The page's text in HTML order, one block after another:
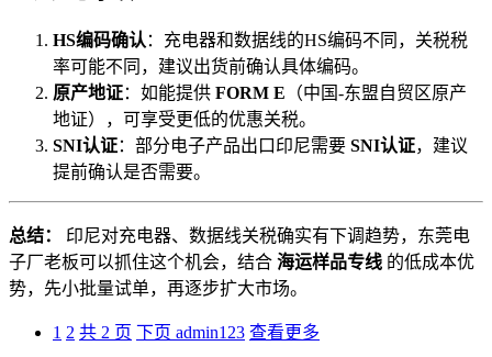
HS编码确认 ：充电器和数据线的HS编码不同，关税税
率可能不同，建议出货前确认具体编码。
原产地证：如能提供 FORM E （中国-东盟自贸区原产
地证），可享受更低的优惠关税。
SNI认证：部分电子产品出口印尼需要 SNI认证，建议
提前确认是否需要。
总结：
印尼对充电器、数据线关税确实有下调趋势，东莞电
子厂老板可以抓住这个机会，结合 海运样品专线 的低成本优
势，先小批量试单，再逐步扩大市场。
1 2 共 2 页 下页 admin123 查看更多